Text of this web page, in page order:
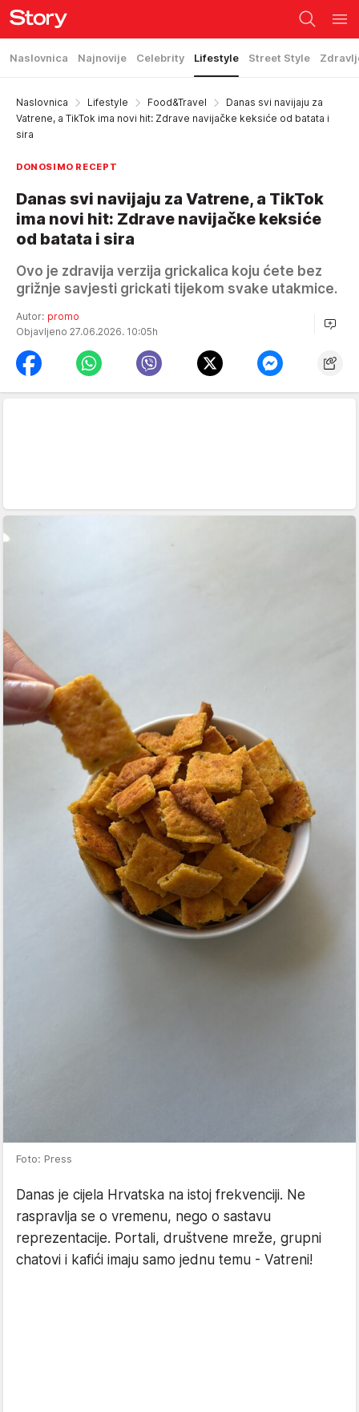
Naslovnica Najnovije Celebrity Lifestyle Street Style
Naslovnica Lifestyle Food&Travel
Danas svi navijaju za
Vatrene, a TikTok ima novi hit: Zdrave navijačke keksiće od batata i
sira
DONOSIMO RECEPT
Danas svi navijaju za Vatrene, a TikTok
ima novi hit: Zdrave navijačke keksiće
od batata i sira
Ovo je zdravija verzija grickalica koju ćete bez
grižnje savjesti grickati tijekom svake utakmice.
Autor: promo
Objavljeno 27.06.2026. 10:05h
Foto: Press
Danas je cijela Hrvatska na istoj frekvenciji. Ne
raspravlja se o vremenu, nego o sastavu
reprezentacije. Portali, društvene mreže, grupni
chatovi i kafići imaju samo jednu temu - Vatreni!